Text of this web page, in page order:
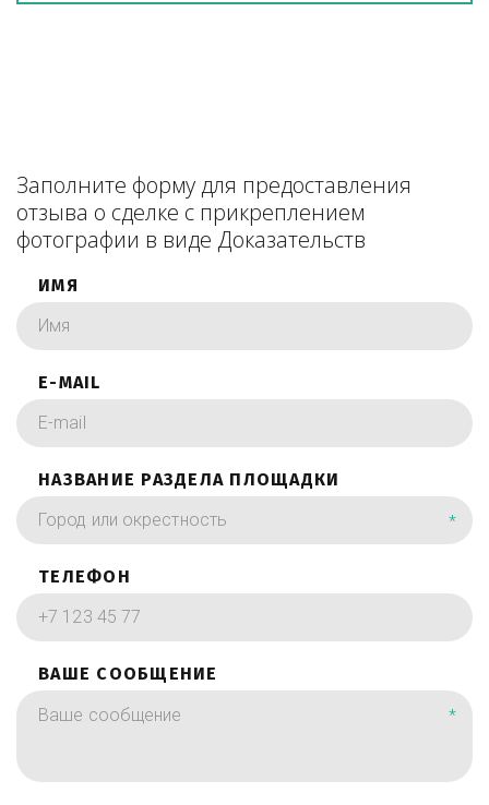
Заполните форму для предоставления
отзыва о сделке с прикреплением
фотографии в виде Доказательств
ИМЯ
E-MAIL
НАЗВАНИЕ РАЗДЕЛА ПЛОЩАДКИ
*
ТЕЛЕФОН
ВАШЕ СООБЩЕНИЕ
*